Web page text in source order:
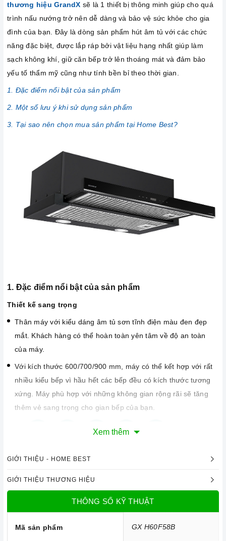
thương hiệu GrandX sẽ là 1 thiết bị thông minh giúp cho quá
trình nấu nướng trở nên dễ dàng và bảo vệ sức khỏe cho gia
đình của bạn. Đây là dòng sản phẩm hút âm tủ với các chức
năng đặc biệt, được lắp ráp bởi vật liệu hạng nhất giúp làm
sạch không khí, giữ căn bếp trở lên thoáng mát và đảm bảo
yếu tố thẩm mỹ cũng như tính bền bỉ theo thời gian.
1. Đặc điểm nổi bật của sản phẩm
2. Một số lưu ý khi sử dụng sản phẩm
3. Tại sao nên chọn mua sản phẩm tại Home Best?
1. Đặc điểm nổi bật của sản phẩm
Thiết kế sang trọng
Thân máy với kiểu dáng âm tủ sơn tĩnh điện màu đen đẹp
mắt. Khách hàng có thể hoàn toàn yên tâm về độ an toàn
của máy.
Với kích thước 600/700/900 mm, máy có thể kết hợp với rất
nhiều kiểu bếp vì hầu hết các bếp đều có kích thước tương
xứng. Máy phù hợp với những không gian rộng rãi sẽ tăng
thêm vẻ sang trọng cho gian bếp của bạn.
Xem thêm
GIỚI THIỆU - HOME BEST
GIỚI THIỆU THƯƠNG HIỆU
THÔNG SỐ KỸ THUẬT
Mã sản phẩm GX H60F58B